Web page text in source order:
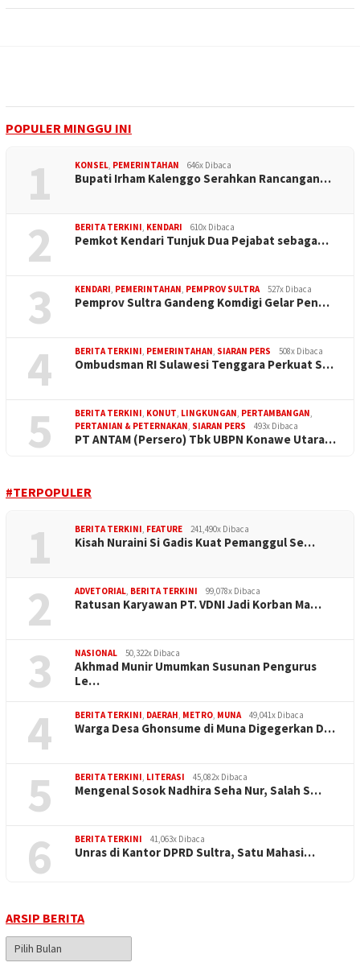
POPULER MINGGU INI
1 KONSEL PEMERINTAHAN 646x Dibaca
Bupati Irham Kalenggo Serahkan Rancangan…
2 BERITA TERKINI KENDARI 610x Dibaca
Pemkot Kendari Tunjuk Dua Pejabat sebaga…
3 KENDARI PEMERINTAHAN PEMPROV SULTRA 527x Dibaca
Pemprov Sultra Gandeng Komdigi Gelar Pen…
4 BERITA TERKINI PEMERINTAHAN SIARAN PERS 508x Dibaca
Ombudsman RI Sulawesi Tenggara Perkuat S…
5 BERITA TERKINI KONUT LINGKUNGAN PERTAMBANGAN
PERTANIAN & PETERNAKAN SIARAN PERS 493x Dibaca
PT ANTAM (Persero) Tbk UBPN Konawe Utara…
#TERPOPULER
1 BERITA TERKINI FEATURE 241,490x Dibaca
Kisah Nuraini Si Gadis Kuat Pemanggul Se…
2 ADVETORIAL BERITA TERKINI 99,078x Dibaca
Ratusan Karyawan PT. VDNI Jadi Korban Ma…
3 NASIONAL 50,322x Dibaca
Akhmad Munir Umumkan Susunan Pengurus
Le…
4 BERITA TERKINI DAERAH METRO MUNA 49,041x Dibaca
Warga Desa Ghonsume di Muna Digegerkan D…
5 BERITA TERKINI LITERASI 45,082x Dibaca
Mengenal Sosok Nadhira Seha Nur, Salah S…
6 BERITA TERKINI 41,063x Dibaca
Unras di Kantor DPRD Sultra, Satu Mahasi…
ARSIP BERITA
Arsip
Berita